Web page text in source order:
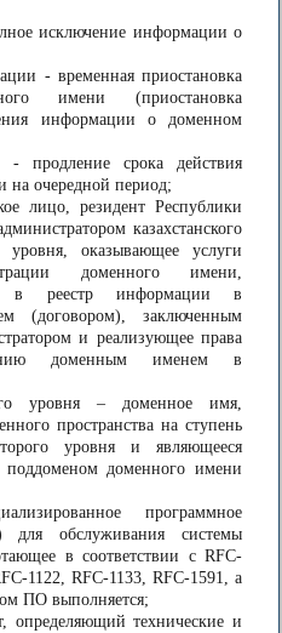
исключение информации о
- временная приостановка
имени (приостановка
информации о доменном
- продление срока действия
на очередной период;
лицо, резидент Республики
казахстанского
оказывающее услуги
доменного имени,
в реестр информации в
(договором), заключенным
и реализующее права
доменным именем в
уровня – доменное имя,
пространства на ступень
уровня и являющееся
доменного имени
программное
обслуживания системы
в соответствии с RFC-
1122, RFC-1133, RFC-1591, а
ПО выполняется;
определяющий технические и